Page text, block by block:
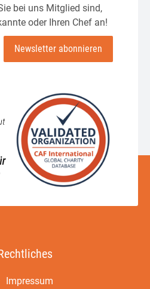
bei uns Mitglied sind,
oder Ihren Chef an!
Newsletter abonnieren
Impressum